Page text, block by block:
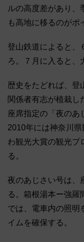
ルの高度差があり、
も高地に移るのがポ
登山鉄道によると
ろ。７月に入ると、
歴史をたどれば、登
関係者有志が植栽し
座席指定の「夜のあ
2010年には神奈川
わ観光大賞の観光プ
る。
夜のあじさい号は、
る。箱根湯本ー強羅
では、電車内の照明
イムを確保する。